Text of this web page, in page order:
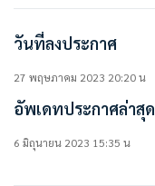
คุณปลา 0 6 1- 0 1 9 6 3 7 6
คุณภัทร 0 9 3 – 5 4 6 2 9 7 9
TIKTOK : Besthomecondo
WWW.BESTHOMECONDO.COM
ที่ตั้ง :
วันที่ลงประกาศ
27 พฤษภาคม 2023 20:20 น
อัพเดทประกาศล่าสุด
6 มิถุนายน 2023 15:35 น